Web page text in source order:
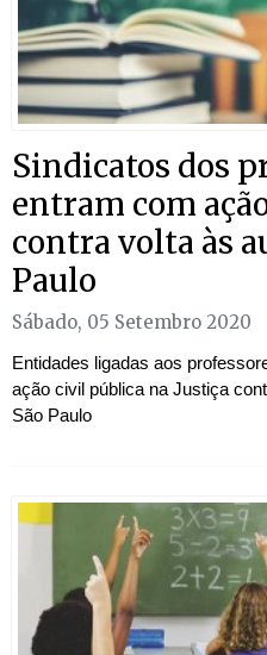
Sindicatos dos
entram com
contra volta às
Paulo
Sábado, 05 Setembro 2020
Entidades ligadas aos
ação civil pública na Justiça
São Paulo